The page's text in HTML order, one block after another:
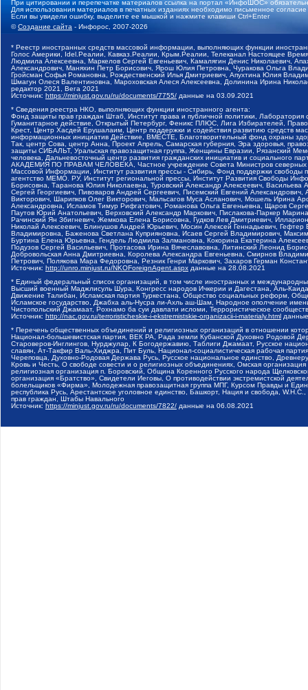
При цитировании и перепечатке материалов ссылка на портал «ИнфоШОС»
Для использования материалов в печатных изданиях необходимо письменное
Если вы увидели ошибку, выделите ее мышкой и нажмите клавиши Ctrl+Enter
©Создание сайта - Инфорос, 2007-2026
* Реестр иностранных средств массовой информации, выполняющих функции
Голос Америки, Idel.Реалии, Кавказ.Реалии, Крым.Реалии, Телеканал Настоящее
Людмила Алексеевна, Маркелов Сергей Евгеньевич, Камалягин Денис Николаевич,
Александрович, Маняхин Петр Борисович, Ярош Юлия Петровна, Чуракова Ольга
Гройсман Софья Романовна, Рождественский Илья Дмитриевич, Апухтина Юлия
Шмагун Олеся Валентиновна, Мароховская Алеся Алексеевна, Долинина Ирина
редактор 2021, Вега 2021
Источник: https://minjust.gov.ru/ru/documents/7755/ данные на 03.09.2021
* Сведения реестра НКО, выполняющих функции иностранного агента:
Фонд защиты прав граждан Штаб, Институт права и публичной политики,
Гуманитарное действие, Открытый Петербург, Феникс ПЛЮС, Лига Избирателей,
Крест, Центр Хасдей Ерушалаим, Центр поддержки и содействия развитию средств
информационных инициатив Действие, ВМЕСТЕ, Благотворительный фонд охраны
Так, центр Сова, центр Анна, Проект Апрель, Самарская губерния, Эра здоровья,
защиты СИБАЛЬТ, Уральская правозащитная группа, Женщины Евразии, Рязанский
человека, Дальневосточный центр развития гражданских инициатив и социального
АКАДЕМИЯ ПО ПРАВАМ ЧЕЛОВЕКА, Частное учреждение Совета Министров северных
Массовой Информации, Институт развития прессы - Сибирь, Фонд поддержки
агентство МЕМО. РУ, Институт региональной прессы, Институт Развития Свободы
Борисовна, Таранова Юлия Николаевна, Туровский Александр Алексеевич,
Сергей Георгиевич, Пивоваров Андрей Сергеевич, Писемский Евгений
Викторович, Шарипков Олег Викторович, Мальсагов Муса Асланович, Мошель Ирина
Александровна, Исламов Тимур Рифгатович, Романова Ольга Евгеньевна, Щаров
Паутов Юрий Анатольевич, Верховский Александр Маркович, Пислакова-Паркер
Рачинский Ян Збигневич, Жемкова Елена Борисовна, Гудков Лев Дмитриевич,
Николай Алексеевич, Блинушов Андрей Юрьевич, Мосин Алексей Геннадьевич,
Владимировна, Баженова Светлана Куприяновна, Исаев Сергей Владимирович,
Буртина Елена Юрьевна, Гендель Людмила Залмановна, Кокорина Екатерина
Подузов Сергей Васильевич, Протасова Ирина Вячеславовна, Литинский Леонид
Добровольская Анна Дмитриевна, Королева Александра Евгеньевна, Смирнов
Петрович, Полякова Мара Федоровна, Резник Генри Маркович, Захаров Герман
Источник: http://unro.minjust.ru/NKOForeignAgent.aspx данные на 28.08.2021
* Единый федеральный список организаций, в том числе иностранных и
Высший военный Маджлисуль Шура, Конгресс народов Ичкерии и Дагестана, Аль-
Движение Талибан, Исламская партия Туркестана, Общество социальных реформ,
Исламское государство, Джабха аль-Нусра ли-Ахль аш-Шам, Народное ополчение
Чистопольский Джамаат, Рохнамо ба суи давлати исломи, Террористическое
Источник: http://nac.gov.ru/terroristicheskie-i-ekstremistskie-organizacii-i-materialy.html
* Перечень общественных объединений и религиозных организаций в отношении
Национал-большевистская партия, ВЕК РА, Рада земли Кубанской Духовно Родовой
Староверов-Инглингов, Нурджулар, К Богодержавию, Таблиги Джамаат, Русское
славян, Ат-Такфир Валь-Хиджра, Пит Буль, Национал-социалистическая рабочая
Череповца, Духовно-Родовая Держава Русь, Русское национальное единство,
Кровь и Честь, О свободе совести и о религиозных объединениях, Омская
религиозная организация п. Боровский, Община Коренного Русского народа
организация «Братство», Свидетели Иеговы, О противодействии экстремистской
болельщиков «Фирма», Молодежная правозащитная группа МПГ, Курсом Правды и
республика Русь, Арестантское уголовное единство, Башкорт, Нация и свобода,
прав граждан, Штабы Навального
Источник: https://minjust.gov.ru/ru/documents/7822/ данные на 06.08.2021